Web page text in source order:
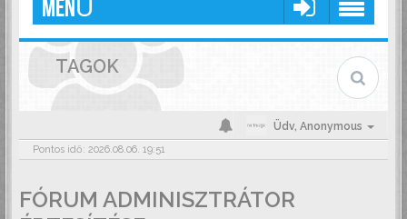
MENÜ
TAGOK
Üdv, Anonymous
Pontos idő: 2026.08.06. 19:51
FÓRUM ADMINISZTRÁTOR